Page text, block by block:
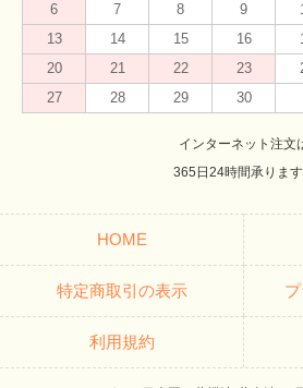
6
7 8 9
13
14 15 16
20
21 22 23
27
28 29 30
インターネット注文
365日24時間承ります
HOME
特定商取引の表示
利用規約